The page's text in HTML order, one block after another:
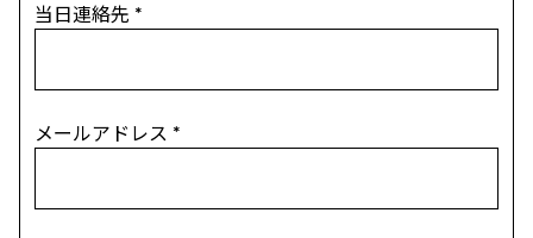
当日連絡先 *
メールアドレス *